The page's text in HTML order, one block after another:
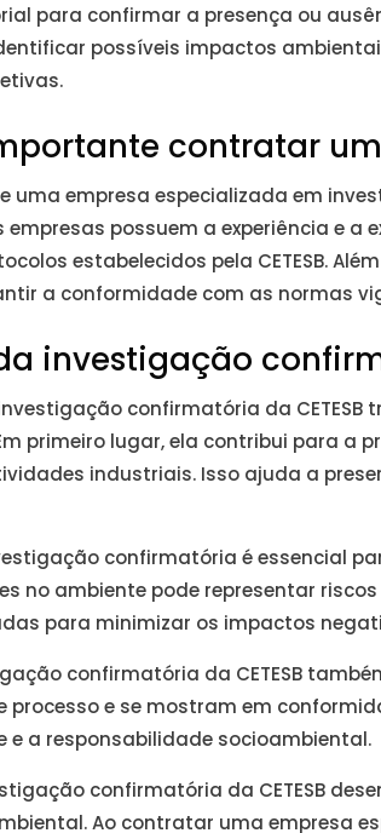
para confirmar a presença ou
possíveis impactos
contratar
uma empresa especializada em
empresas possuem a experiência e
estabelecidos pela CETESB.
a conformidade com as normas
investigação
confirmatória da
primeiro lugar, ela contribui para a
industriais. Isso ajuda a
confirmatória é essencial
no ambiente pode representar
para minimizar os impactos
confirmatória da CETESB
processo e se mostram em
e a responsabilidade socioambiental.
confirmatória da CETESB
Ao contratar uma empresa